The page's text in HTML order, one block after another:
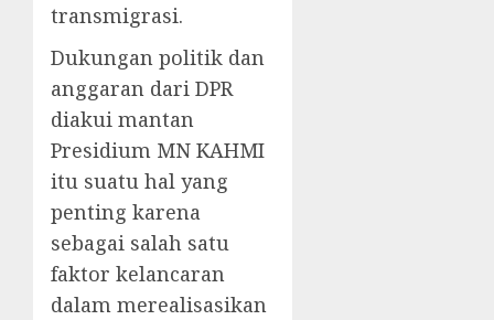
transmigrasi.
Dukungan politik dan
anggaran dari DPR
diakui mantan
Presidium MN KAHMI
itu suatu hal yang
penting karena
sebagai salah satu
faktor kelancaran
dalam merealisasikan